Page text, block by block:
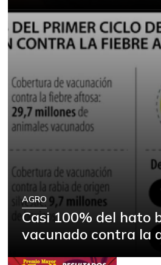
AGRO
Casi 100% del hato
vacunado contra la